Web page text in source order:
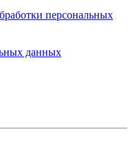
персональных
данных